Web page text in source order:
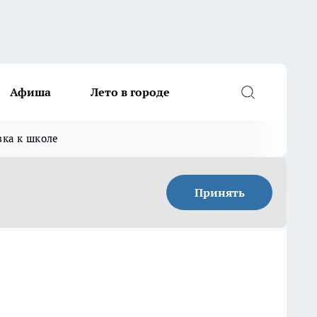
Афиша Лето в городе
к школе
Принять